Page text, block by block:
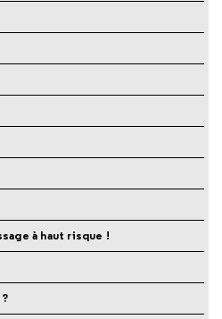
à haut risque !